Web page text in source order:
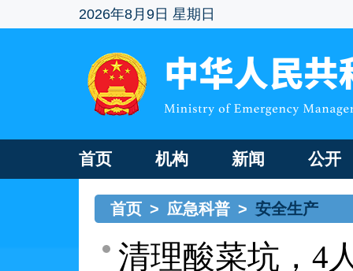
2026年8月9日 星期日
首页 机构 新闻 公开
首页 > 应急科普 > 安全生产
清理酸菜坑，4